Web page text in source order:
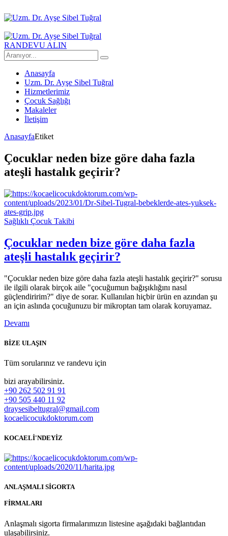
RANDEVU ALIN
Anasayfa
Uzm. Dr. Ayşe Sibel Tuğral
Hizmetlerimiz
Çocuk Sağlığı
Makaleler
İletişim
AnasayfaEtiket
Çocuklar neden bize göre daha fazla
ateşli hastalık geçirir?
Sağlıklı Çocuk Takibi
Çocuklar neden bize göre daha fazla
ateşli hastalık geçirir?
"Çocuklar neden bize göre daha fazla ateşli hastalık geçirir?" sorusu
ile ilgili olarak birçok aile "çocuğumun bağışıklığını nasıl
güçlendiririm?" diye de sorar. Kullanılan hiçbir ürün en azından şu
an için aslında çocuğunuzu bir mikroptan tam olarak koruyamaz.
Devamı
BİZE ULAŞIN
Tüm sorularınız ve randevu için
bizi arayabilirsiniz.
+90 262 502 91 91
+90 505 440 11 92
draysesibeltugral@gmail.com
kocaelicocukdoktorum.com
KOCAELİ'NDEYİZ
ANLAŞMALI SİGORTA
FİRMALARI
Anlaşmalı sigorta firmalarımızın listesine aşağıdaki bağlantıdan
ulaşabilirsiniz.